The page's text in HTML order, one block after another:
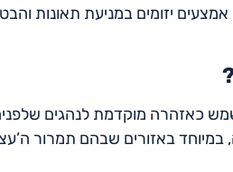
יזומים במניעת תאונות
הוא משמש כאזהרה מוקדמת לנהגים
במיוחד באזורים שבהם תמרור